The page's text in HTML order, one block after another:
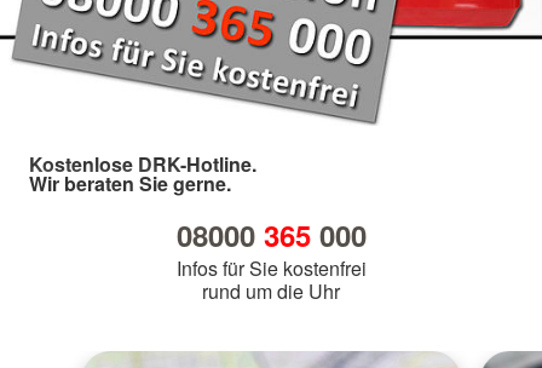
Kostenlose DRK-Hotline.
Wir beraten Sie gerne.
08000 365000
Infos für Sie kostenfrei
rund um die Uhr